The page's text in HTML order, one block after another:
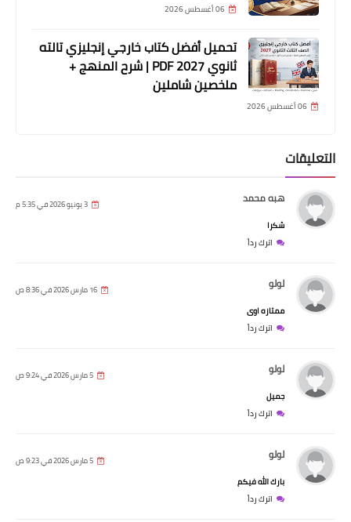
06 أغسطس 2026
تحميل أفضل كتاب خارجي إنجليزي تالته
ثانوي 2027 PDF | شرح المنهج +
ملخصين شاملين
06 أغسطس 2026
التعليقات
هبه محمد 3 يونيو 2026 في 5:35 م
شكرا
اترك رداً
لولو 16 مارس 2026 في 8:36 ص
ممتازه اوى
اترك رداً
لولو 5 مارس 2026 في 9:24 ص
جميل
اترك رداً
لولو 5 مارس 2026 في 9:23 ص
بارك الله فيكم
اترك رداً